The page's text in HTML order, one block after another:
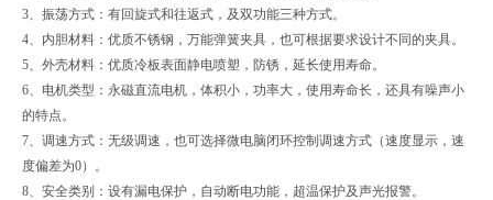
3、振荡方式：有回旋式和往返式，及双功能三种方式。
4、内胆材料：优质不锈钢，万能弹簧夹具，也可根据要求设计不同的夹具。
5、外壳材料：优质冷板表面静电喷塑，防锈，延长使用寿命。
6、电机类型：永磁直流电机，体积小，功率大，使用寿命长，还具有噪声小
的特点。
7、调速方式：无级调速，也可选择微电脑闭环控制调速方式（速度显示，速
度偏差为0）。
8、安全类别：设有漏电保护，自动断电功能，超温保护及声光报警。